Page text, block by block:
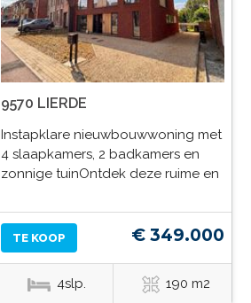
9570 LIERDE
Instapklare nieuwbouwwoning met
4 slaapkamers, 2 badkamers en
zonnige tuinOntdek deze ruime en
TE KOOP € 349.000
4slp. 190 m2